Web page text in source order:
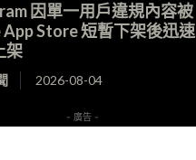
因單一用戶違規內容被
Store 短暫下架後迅速
架
2026-08-04
- 廣告 -